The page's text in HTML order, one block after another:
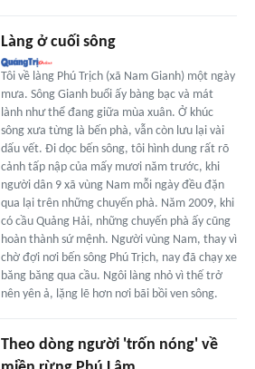
Làng ở cuối sông
Tôi về làng Phú Trịch (xã Nam Gianh) một ngày
mưa. Sông Gianh buổi ấy bàng bạc và mát
lành như thể đang giữa mùa xuân. Ở khúc
sông xưa từng là bến phà, vẫn còn lưu lại vài
dấu vết. Đi dọc bến sông, tôi hình dung rất rõ
cảnh tấp nập của mấy mươi năm trước, khi
người dân 9 xã vùng Nam mỗi ngày đều đặn
qua lại trên những chuyến phà. Năm 2009, khi
có cầu Quảng Hải, những chuyến phà ấy cũng
hoàn thành sứ mệnh. Người vùng Nam, thay vì
chờ đợi nơi bến sông Phú Trịch, nay đã chạy xe
băng băng qua cầu. Ngôi làng nhỏ vì thế trở
nên yên ả, lặng lẽ hơn nơi bãi bồi ven sông.
Theo dòng người 'trốn nóng' về